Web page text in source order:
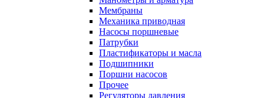
Мембраны
Механика приводная
Насосы поршневые
Патрубки
Пластификаторы и масла
Подшипники
Поршни насосов
Прочее
Регуляторы давления